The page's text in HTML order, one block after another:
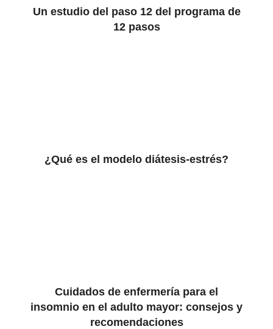
Un estudio del paso 12 del programa de
12 pasos
¿Qué es el modelo diátesis-estrés?
Cuidados de enfermería para el
insomnio en el adulto mayor: consejos y
recomendaciones